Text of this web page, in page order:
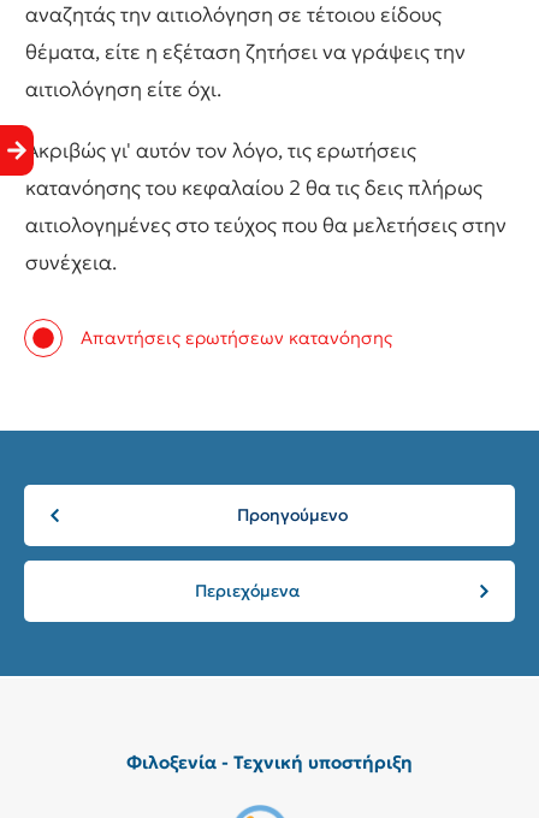
αναζητάς την αιτιολόγηση σε τέτοιου είδους
θέματα, είτε η εξέταση ζητήσει να γράψεις την
αιτιολόγηση είτε όχι.
Ακριβώς γι' αυτόν τον λόγο, τις ερωτήσεις
κατανόησης του κεφαλαίου 2 θα τις δεις πλήρως
αιτιολογημένες στο τεύχος που θα μελετήσεις στην
συνέχεια.
Απαντήσεις ερωτήσεων κατανόησης
Προηγούμενο
Περιεχόμενα
Φιλοξενία - Τεχνική υποστήριξη